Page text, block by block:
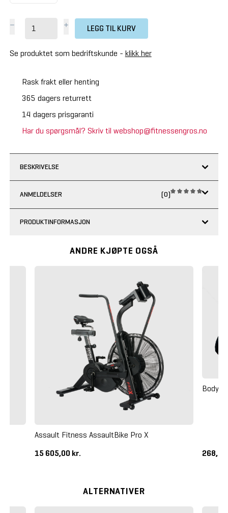
LEGG TIL KURV
Se produktet som bedriftskunde - klikk her
Rask frakt eller henting
365 dagers returrett
14 dagers prisgaranti
Har du spørgsmål? Skriv til webshop@fitnessengros.no
BESKRIVELSE
ANMELDELSER (0)
PRODUKTINFORMASJON
ANDRE KJØPTE OGSÅ
Assault Fitness AssaultBike Pro X
15 605,00 kr.
Body
ALTERNATIVER